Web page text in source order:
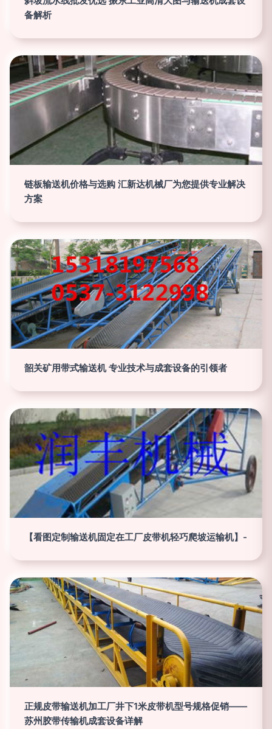
备解析
链板输送机价格与选购 汇新达机械厂为您提供专业解决
方案
韶关矿用带式输送机 专业技术与成套设备的引领者
【看图定制输送机固定在工厂皮带机轻巧爬坡运输机】-
正规皮带输送机加工厂井下1米皮带机型号规格促销——
苏州胶带传输机成套设备详解